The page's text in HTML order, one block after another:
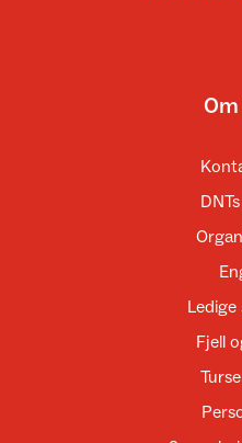
Fjell